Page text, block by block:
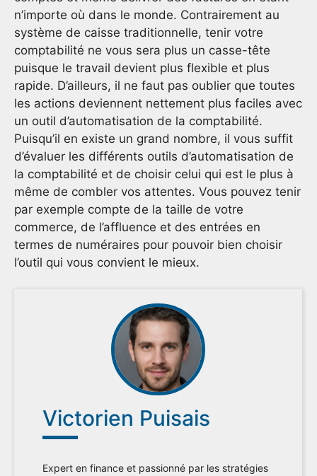
n’importe où dans le monde. Contrairement au
système de caisse traditionnelle, tenir votre
comptabilité ne vous sera plus un casse-tête
puisque le travail devient plus flexible et plus
rapide. D’ailleurs, il ne faut pas oublier que toutes
les actions deviennent nettement plus faciles avec
un outil d’automatisation de la comptabilité.
Puisqu’il en existe un grand nombre, il vous suffit
d’évaluer les différents outils d’automatisation de
la comptabilité et de choisir celui qui est le plus à
même de combler vos attentes. Vous pouvez tenir
par exemple compte de la taille de votre
commerce, de l’affluence et des entrées en
termes de numéraires pour pouvoir bien choisir
l’outil qui vous convient le mieux.
Victorien Puisais
Expert en finance et passionné par les stratégies